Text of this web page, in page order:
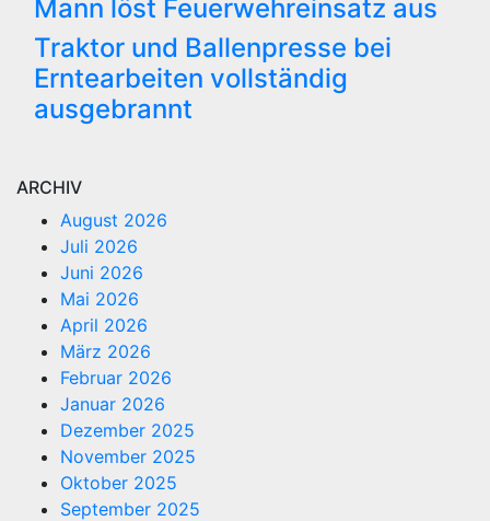
Mann löst Feuerwehreinsatz aus
Traktor und Ballenpresse bei
Erntearbeiten vollständig
ausgebrannt
ARCHIV
August 2026
Juli 2026
Juni 2026
Mai 2026
April 2026
März 2026
Februar 2026
Januar 2026
Dezember 2025
November 2025
Oktober 2025
September 2025